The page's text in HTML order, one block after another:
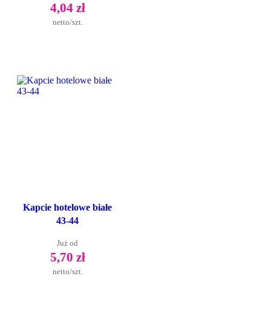
4,04 zł
netto/szt.
Kapcie hotelowe białe
43-44
Już od
5,70 zł
netto/szt.